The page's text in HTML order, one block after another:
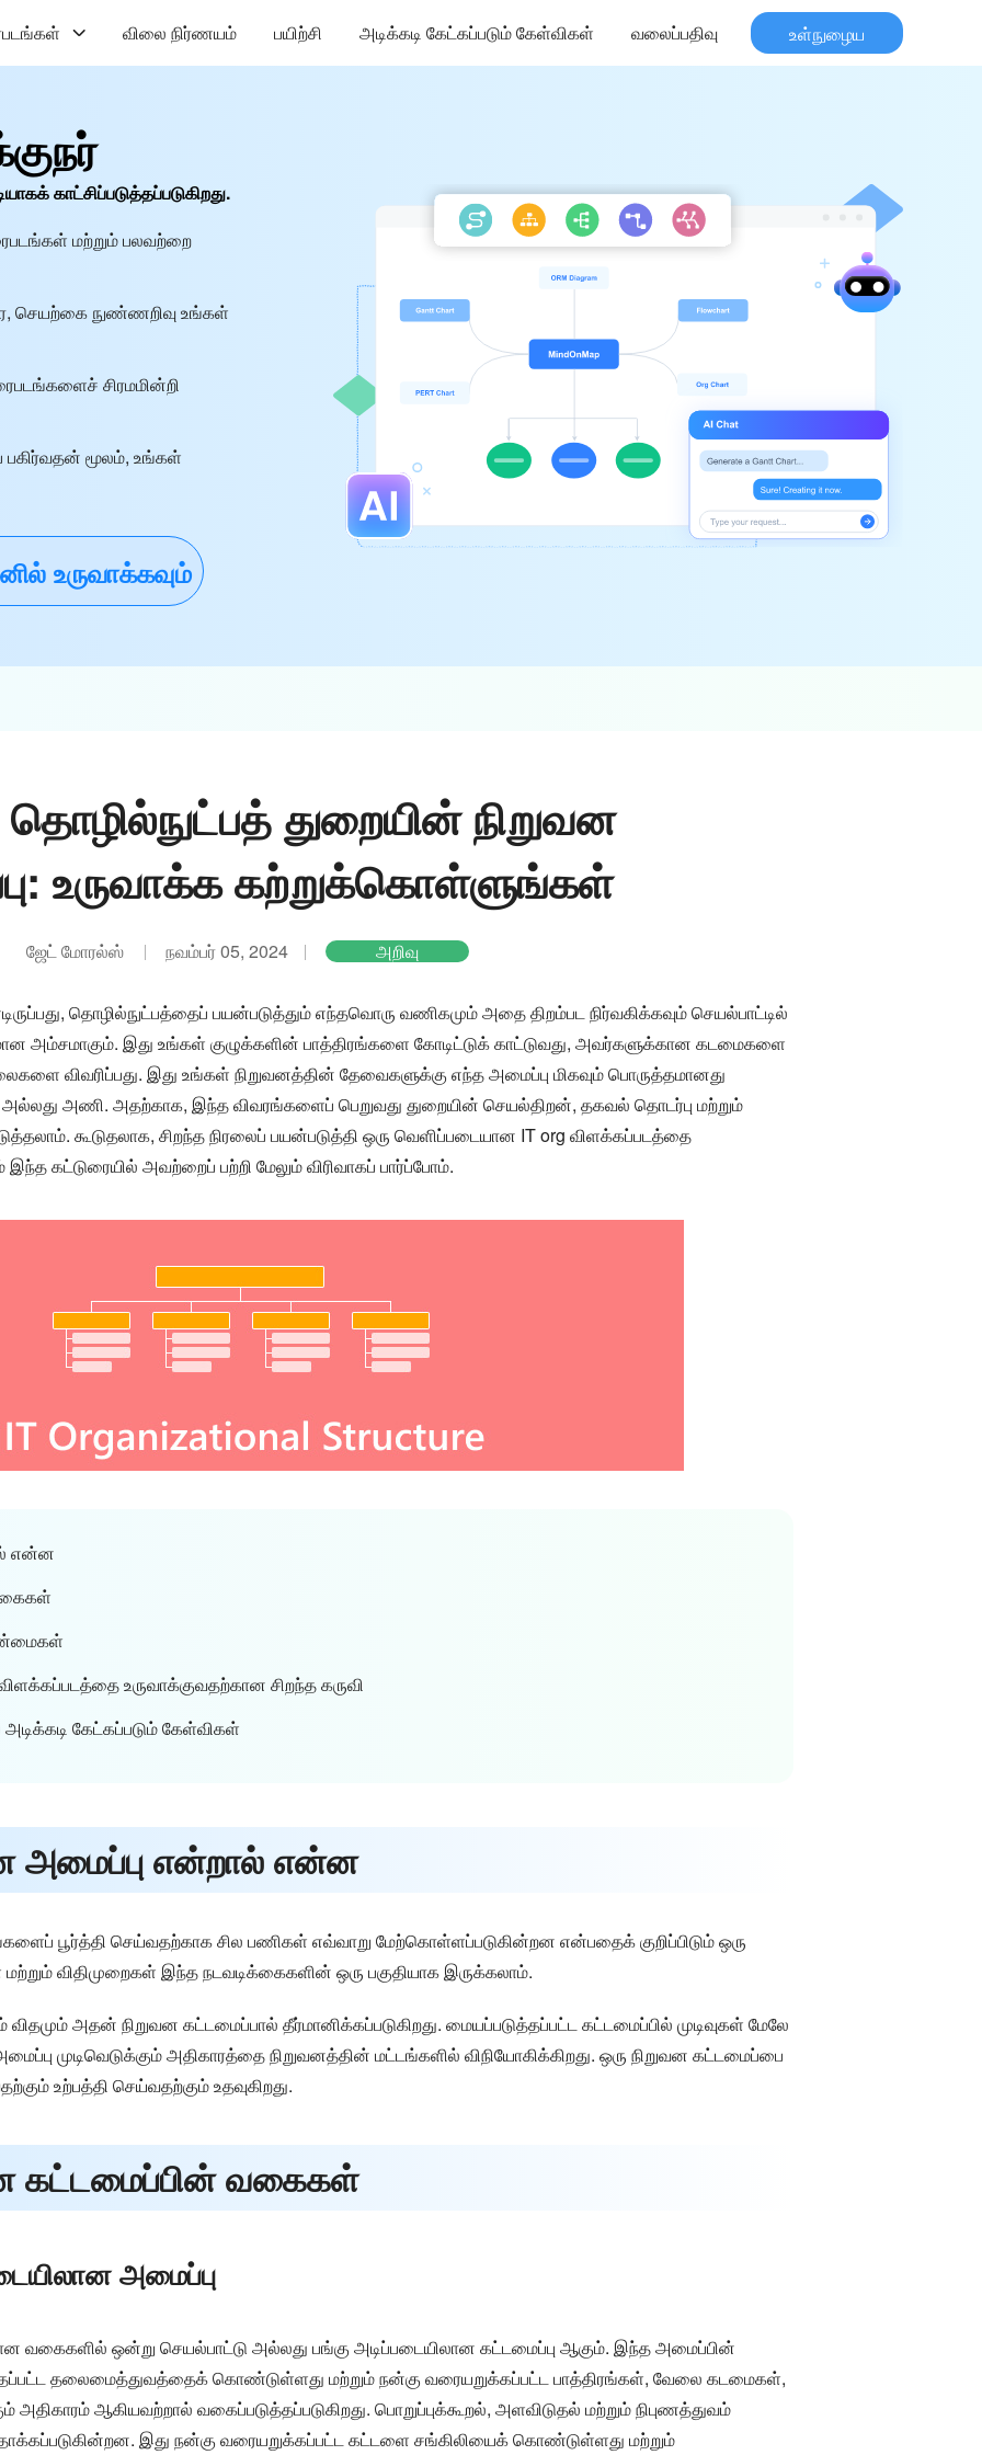
விலை நிர்ணயம் பயிற்சி அடிக்கடி கேட்கப்படும் கேள்விகள் வலைப்பதிவு உள்நுழைய
காட்சிப்படுத்தப்படுகிறது.
மற்றும் பலவற்றை
செயற்கை நுண்ணறிவு உங்கள்
சிரமமின்றி
மூலம், உங்கள்
உருவாக்கவும்
துறையின் நிறுவன
உருவாக்க கற்றுக்கொள்ளுங்கள்
ஜேட் மோரல்ஸ் நவம்பர் 05, 2024 அறிவு
தொழில்நுட்பத்தைப் பயன்படுத்தும் எந்தவொரு வணிகமும் அதை திறம்பட நிர்வகிக்கவும் செயல்பாட்டில்
அம்சமாகும். இது உங்கள் குழுக்களின் பாத்திரங்களை கோடிட்டுக் காட்டுவது, அவர்களுக்கான கடமைகளை
விவரிப்பது. இது உங்கள் நிறுவனத்தின் தேவைகளுக்கு எந்த அமைப்பு மிகவும் பொருத்தமானது
அல்லது அணி. அதற்காக, இந்த விவரங்களைப் பெறுவது துறையின் செயல்திறன், தகவல் தொடர்பு மற்றும்
கூடுதலாக, சிறந்த நிரலைப் பயன்படுத்தி ஒரு வெளிப்படையான IT org விளக்கப்படத்தை
இந்த கட்டுரையில் அவற்றைப் பற்றி மேலும் விரிவாகப் பார்ப்போம்.
என்ன
உருவாக்குவதற்கான சிறந்த கருவி
அடிக்கடி கேட்கப்படும் கேள்விகள்
அமைப்பு என்றால் என்ன
பூர்த்தி செய்வதற்காக சில பணிகள் எவ்வாறு மேற்கொள்ளப்படுகின்றன என்பதைக் குறிப்பிடும் ஒரு
விதிமுறைகள் இந்த நடவடிக்கைகளின் ஒரு பகுதியாக இருக்கலாம்.
அதன் நிறுவன கட்டமைப்பால் தீர்மானிக்கப்படுகிறது. மையப்படுத்தப்பட்ட கட்டமைப்பில் முடிவுகள் மேலே
முடிவெடுக்கும் அதிகாரத்தை நிறுவனத்தின் மட்டங்களில் விநியோகிக்கிறது. ஒரு நிறுவன கட்டமைப்பை
உற்பத்தி செய்வதற்கும் உதவுகிறது.
கட்டமைப்பின் வகைகள்
அமைப்பு
வகைகளில் ஒன்று செயல்பாட்டு அல்லது பங்கு அடிப்படையிலான கட்டமைப்பு ஆகும். இந்த அமைப்பின்
தலைமைத்துவத்தைக் கொண்டுள்ளது மற்றும் நன்கு வரையறுக்கப்பட்ட பாத்திரங்கள், வேலை கடமைகள்,
அதிகாரம் ஆகியவற்றால் வகைப்படுத்தப்படுகிறது. பொறுப்புக்கூறல், அளவிடுதல் மற்றும் நிபுணத்துவம்
இது நன்கு வரையறுக்கப்பட்ட கட்டளை சங்கிலியைக் கொண்டுள்ளது மற்றும்